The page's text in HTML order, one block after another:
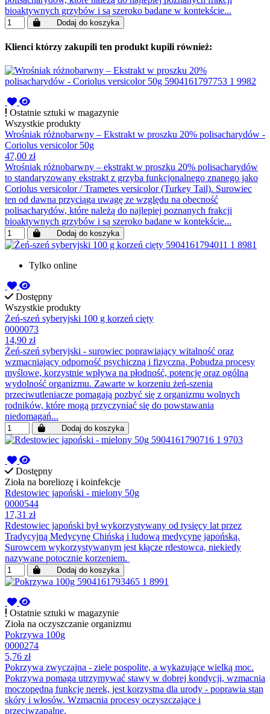
bioaktywnych grzybów i są szeroko badane w kontekście...
Dodaj do koszyka
Klienci którzy zakupili ten produkt kupili również:
Ostatnie sztuki w magazynie
Wszystkie produkty
Wrośniak różnobarwny – Ekstrakt w proszku 20% polisacharydów -
Coriolus versicolor 50g
47,00 zł
Wrośniak różnobarwny – ekstrakt w proszku 20% polisacharydów
to standaryzowany ekstrakt z grzyba funkcjonalnego znanego jako
Coriolus versicolor / Trametes versicolor (Turkey Tail). Surowiec
ten od dawna przyciąga uwagę ze względu na obecność
polisacharydów, które należą do najlepiej poznanych frakcji
bioaktywnych grzybów i są szeroko badane w kontekście...
Dodaj do koszyka
Tylko online
Dostępny
Wszystkie produkty
Żeń-szeń syberyjski 100 g korzeń cięty
0000073
14,90 zł
Żeń-szeń syberyjski - surowiec poprawiający witalność oraz
wzmacniający odporność psychiczną i fizyczną. Pobudza procesy
myślowe, korzystnie wpływa na płodność, potencję oraz ogólną
wydolność organizmu. Zawarte w korzeniu żeń-szenia
przeciwutleniacze pomagają pozbyć się z organizmu wolnych
rodników, które mogą przyczyniać się do powstawania
niedomagań...
Dodaj do koszyka
Dostępny
Zioła na boreliozę i koinfekcje
Rdestowiec japoński - mielony 50g
0000544
17,31 zł
Rdestowiec japoński był wykorzystywany od tysięcy lat przez
Tradycyjną Medycynę Chińską i ludową medycynę japońską.
Surowcem wykorzystywanym jest kłącze rdestowca, niekiedy
nazywane potocznie korzeniem.
Dodaj do koszyka
Ostatnie sztuki w magazynie
Zioła na oczyszczanie organizmu
Pokrzywa 100g
0000274
5,76 zł
Pokrzywa zwyczajna - ziele pospolite, a wykazujące wielką moc.
Pokrzywa pomaga utrzymywać stawy w dobrej kondycji, wzmacnia
moczopędną funkcję nerek, jest korzystna dla urody - poprawia stan
skóry i włosów. Wzmacnia procesy oczyszczające i
przeciwzapalne.